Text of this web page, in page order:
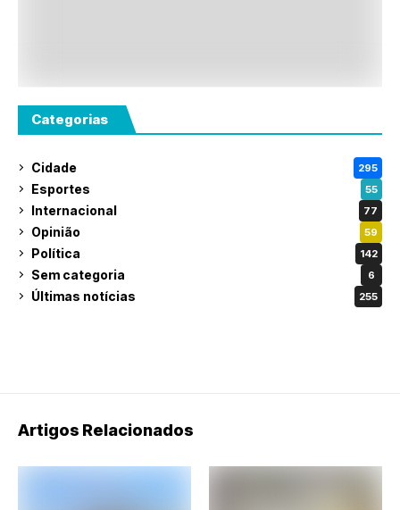
Categorias
Cidade 295
Esportes 55
Internacional 77
Opinião 59
Política 142
Sem categoria 6
Últimas notícias 255
Artigos Relacionados